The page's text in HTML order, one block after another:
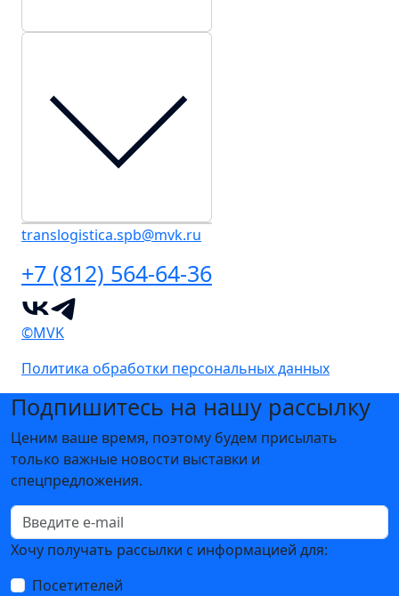
translogistica.spb@mvk.ru
+7 (812) 564-64-36
©MVK
Политика обработки персональных данных
Подпишитесь на нашу рассылку
Ценим ваше время, поэтому будем присылать
только важные новости выставки и
спецпредложения.
Хочу получать рассылки с информацией для:
Посетителей